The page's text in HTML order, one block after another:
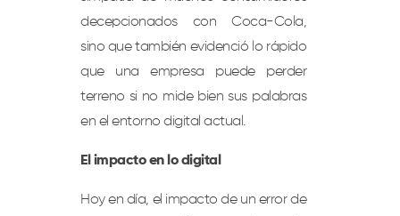
decepcionados con Coca-Cola,
sino que también evidenció lo rápido
que una empresa puede perder
terreno si no mide bien sus palabras
en el entorno digital actual.
El impacto en lo digital
Hoy en día, el impacto de un error de